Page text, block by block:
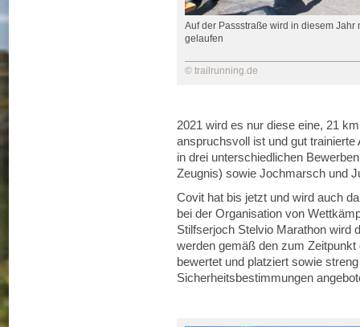
Auf der Passstraße wird in diesem Jahr
gelaufen
© trailrunning.de
2021 wird es nur diese eine, 21
anspruchsvoll ist und gut
in drei unterschiedlichen
Zeugnis) sowie Jochmarsch und
Covit hat bis jetzt und wird auch
bei der Organisation von
Stilfserjoch Stelvio Marathon wird
werden gemäß den zum
bewertet und platziert sowie
Sicherheitsbestimmungen